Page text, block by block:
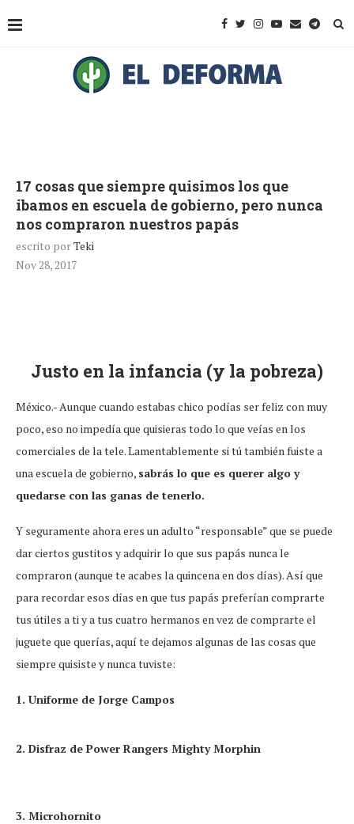
17 cosas que siempre quisimos los que
ibamos en escuela de gobierno, pero nunca
nos compraron nuestros papás
escrito porTeki
Nov 28, 2017
Justo en la infancia (y la pobreza)
México.- Aunque cuando estabas chico podías ser feliz con muy
poco, eso no impedía que quisieras todo lo que veías en los
comerciales de la tele. Lamentablemente si tú también fuiste a
una escuela de gobierno, sabrás lo que es querer algo y
quedarse con las ganas de tenerlo.
Y seguramente ahora eres un adulto “responsable” que se puede
dar ciertos gustitos y adquirir lo que sus papás nunca le
compraron (aunque te acabes la quincena en dos días). Así que
para recordar esos días en que tus papás preferían comprarte
tus útiles a ti y a tus cuatro hermanos en vez de comprarte el
juguete que querías, aquí te dejamos algunas de las cosas que
siempre quisiste y nunca tuviste:
1. Uniforme de Jorge Campos
2. Disfraz de Power Rangers Mighty Morphin
3. Microhornito